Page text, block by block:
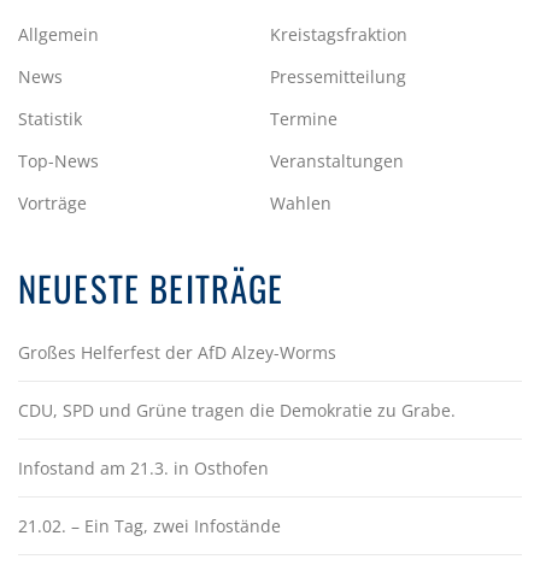
Allgemein
Kreistagsfraktion
News
Pressemitteilung
Statistik
Termine
Top-News
Veranstaltungen
Vorträge
Wahlen
NEUESTE BEITRÄGE
Großes Helferfest der AfD Alzey-Worms
CDU, SPD und Grüne tragen die Demokratie zu Grabe.
Infostand am 21.3. in Osthofen
21.02. – Ein Tag, zwei Infostände